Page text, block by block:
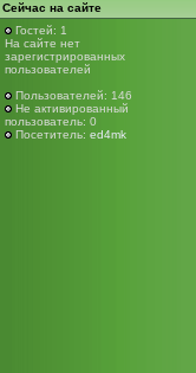
Сейчас на сайте
Гостей: 1
На сайте нет
зарегистрированных
пользователей
Пользователей: 146
Не активированный
пользователь: 0
Посетитель: ed4mk